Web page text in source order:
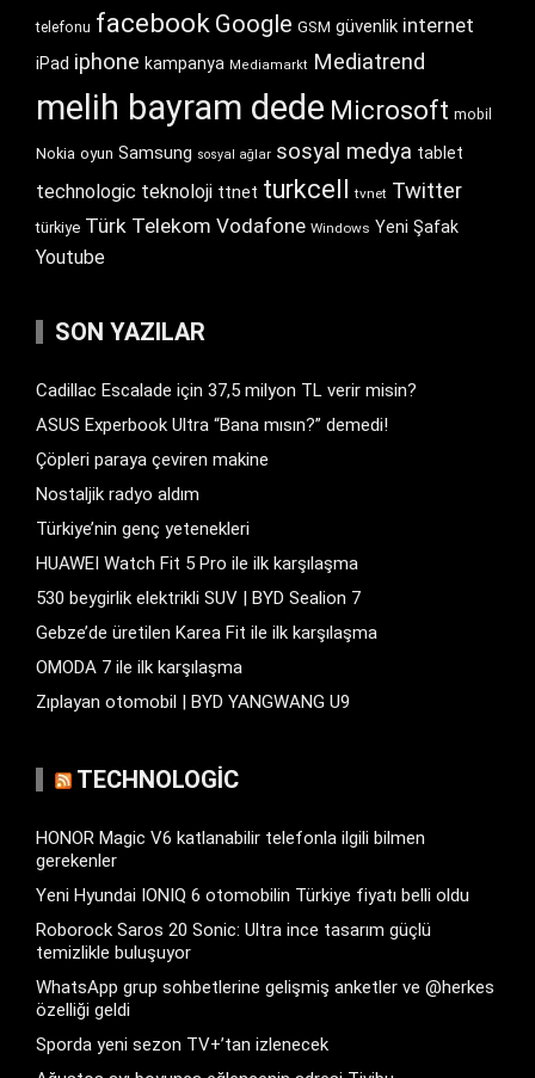
telefonu facebook Google GSM güvenlik internet
iPad iphone kampanya Mediamarkt Mediatrend
melih bayram dede Microsoft mobil
Nokia oyun Samsung sosyal ağlar sosyal medya tablet
technologic teknoloji ttnet turkcell tvnet Twitter
türkiye Türk Telekom Vodafone Windows Yeni Şafak
Youtube
SON YAZILAR
Cadillac Escalade için 37,5 milyon TL verir misin?
ASUS Experbook Ultra “Bana mısın?” demedi!
Çöpleri paraya çeviren makine
Nostaljik radyo aldım
Türkiye’nin genç yetenekleri
HUAWEI Watch Fit 5 Pro ile ilk karşılaşma
530 beygirlik elektrikli SUV | BYD Sealion 7
Gebze’de üretilen Karea Fit ile ilk karşılaşma
OMODA 7 ile ilk karşılaşma
Zıplayan otomobil | BYD YANGWANG U9
TECHNOLOGIC
HONOR Magic V6 katlanabilir telefonla ilgili bilmen
gerekenler
Yeni Hyundai IONIQ 6 otomobilin Türkiye fiyatı belli oldu
Roborock Saros 20 Sonic: Ultra ince tasarım güçlü
temizlikle buluşuyor
WhatsApp grup sohbetlerine gelişmiş anketler ve @herkes
özelliği geldi
Sporda yeni sezon TV+’tan izlenecek